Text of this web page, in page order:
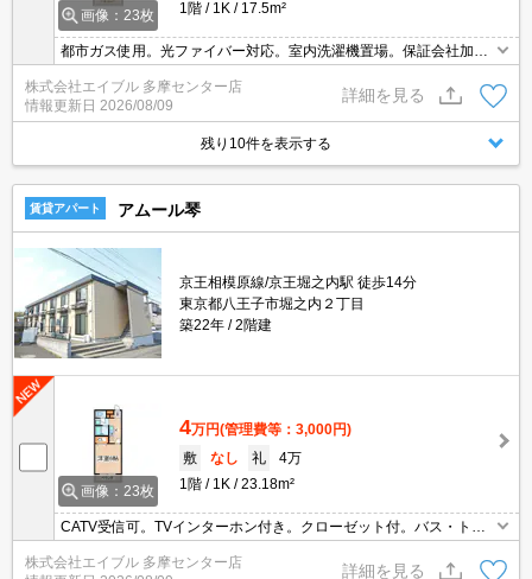
画像：23枚
1階
1K 17.5m²
都市ガス使用。光ファイバー対応。室内洗濯機置場。保証会社加入
要(月額総支払額の65%、10,000円/年)。犬・猫計3匹まで飼育可。
仲介手数料家賃の55%。
株式会社エイブル 多摩センター店
情報更新日 2026/08/09
詳細を見る
残り10件を表示する
賃貸アパート アムール琴
京王相模原線/京王堀之内駅 徒歩14分
東京都八王子市堀之内２丁目
築22年
2階建
画像：23枚
4万円(管理費等：3,000円)
敷
なし 礼
4万
1階
1K 23.18m²
CATV受信可。TVインターホン付き。クローゼット付。バス・トイ
レ別。ガスキッチン。インターネット無料。
株式会社エイブル 多摩センター店
詳細を見る